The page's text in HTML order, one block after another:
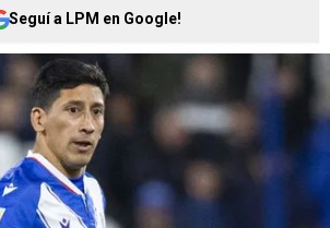
Seguí a LPM en Google!